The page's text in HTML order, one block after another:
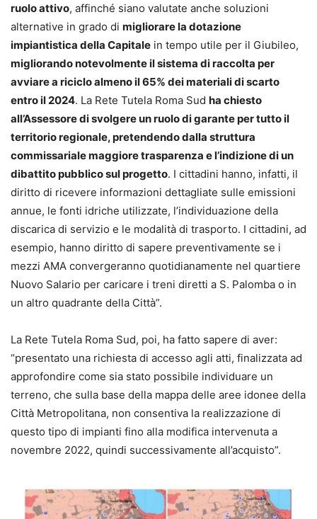
ruolo attivo, affinché siano valutate anche soluzioni
alternative in grado di migliorare la dotazione
impiantistica della Capitale in tempo utile per il Giubileo,
migliorando notevolmente il sistema di raccolta per
avviare a riciclo almeno il 65% dei materiali di scarto
entro il 2024. La Rete Tutela Roma Sud ha chiesto
all’Assessore di svolgere un ruolo di garante per tutto il
territorio regionale, pretendendo dalla struttura
commissariale maggiore trasparenza e l’indizione di un
dibattito pubblico sul progetto. I cittadini hanno, infatti, il
diritto di ricevere informazioni dettagliate sulle emissioni
annue, le fonti idriche utilizzate, l’individuazione della
discarica di servizio e le modalità di trasporto. I cittadini, ad
esempio, hanno diritto di sapere preventivamente se i
mezzi AMA convergeranno quotidianamente nel quartiere
Nuovo Salario per caricare i treni diretti a S. Palomba o in
un altro quadrante della Città”.
La Rete Tutela Roma Sud, poi, ha fatto sapere di aver:
“presentato una richiesta di accesso agli atti, finalizzata ad
approfondire come sia stato possibile individuare un
terreno, che sulla base della mappa delle aree idonee della
Città Metropolitana, non consentiva la realizzazione di
questo tipo di impianti fino alla modifica intervenuta a
novembre 2022, quindi successivamente all’acquisto”.